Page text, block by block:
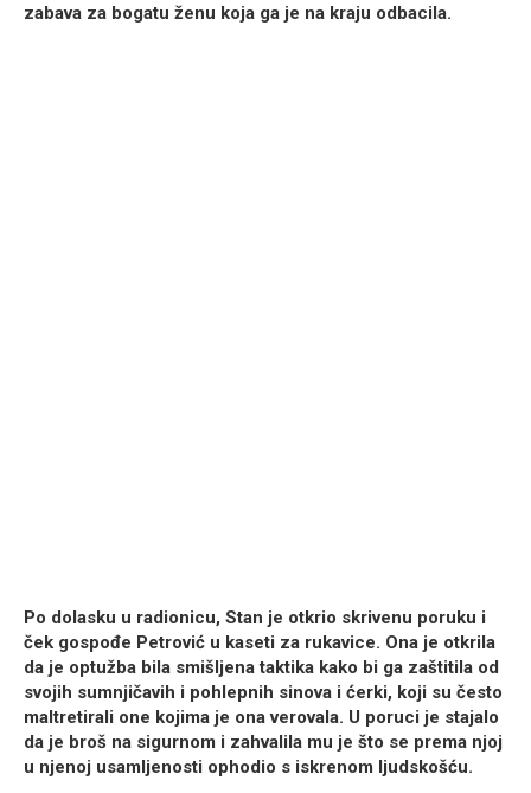
zabava za bogatu ženu koja ga je na kraju odbacila.
Po dolasku u radionicu, Stan je otkrio skrivenu poruku i
ček gospođe Petrović u kaseti za rukavice. Ona je otkrila
da je optužba bila smišljena taktika kako bi ga zaštitila od
svojih sumnjičavih i pohlepnih sinova i ćerki, koji su često
maltretirali one kojima je ona verovala. U poruci je stajalo
da je broš na sigurnom i zahvalila mu je što se prema njoj
u njenoj usamljenosti ophodio s iskrenom ljudskošću.